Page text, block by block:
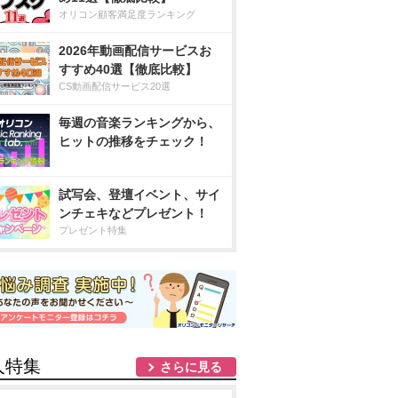
オリコン顧客満足度ランキング
2026年動画配信サービスお
すすめ40選【徹底比較】
CS動画配信サービス20選
毎週の音楽ランキングから、
ヒットの推移をチェック！
試写会、登壇イベント、サイ
ンチェキなどプレゼント！
プレゼント特集
特集 さらに見る